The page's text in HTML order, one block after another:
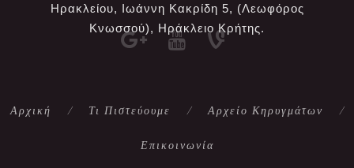
Ηρακλείου, Ιωάννη Κακρίδη 5, (Λεωφόρος
Κνωσσού), Ηράκλειο Κρήτης.
Αρχική Τι Πιστεύουμε Αρχείο Κηρυγμάτων
Επικοινωνία